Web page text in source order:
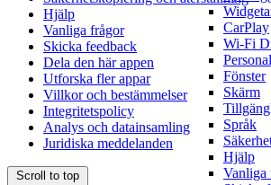
CarPlay
Wi-Fi
Fönster
Skärm
Språk
Hjälp
Vanliga
Hjälp
Vanliga frågor
Skicka feedback
Dela den här appen
Utforska fler appar
Villkor och bestämmelser
Integritetspolicy
Analys och datainsamling
Juridiska meddelanden
Scroll to top